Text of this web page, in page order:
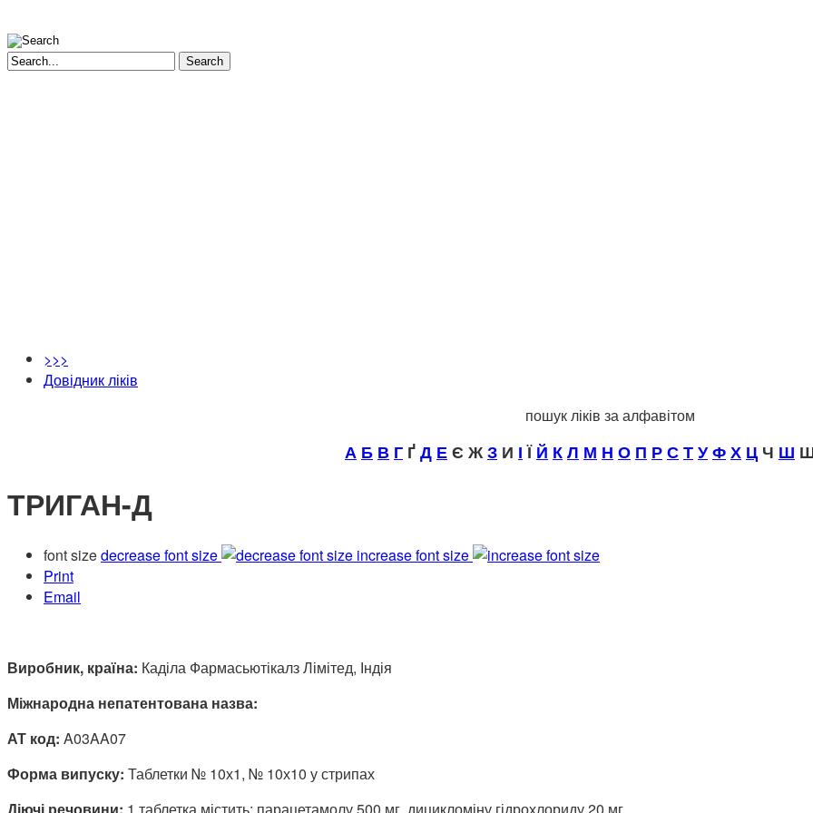
Search
>>>
Довідник ліків
пошук ліків за алфавітом
А Б В Г ҐД ЕЄ ЖЗ И ІЇЙ КЛ М Н О П РСТУФХ Ц Ч Ш
ТРИГАН-Д
font sizedecrease font size
increase font size
Print
Email
Виробник, країна: Каділа Фармасьютікалз Лімітед, Індія
Міжнародна непатентована назва:
АТ код: A03AA07
Форма випуску: Таблетки № 10х1, № 10х10 у стрипах
Діючі речовини: 1 таблетка містить: парацетамолу 500 мг, дицикломіну гідрохлориду 20 мг